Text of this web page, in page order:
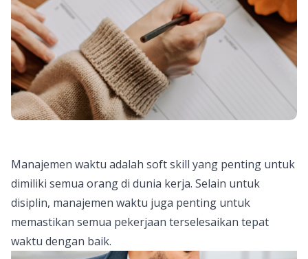
Manajemen waktu adalah soft skill yang penting untuk
dimiliki semua orang di dunia kerja. Selain untuk
disiplin, manajemen waktu juga penting untuk
memastikan semua pekerjaan terselesaikan tepat
waktu dengan baik.